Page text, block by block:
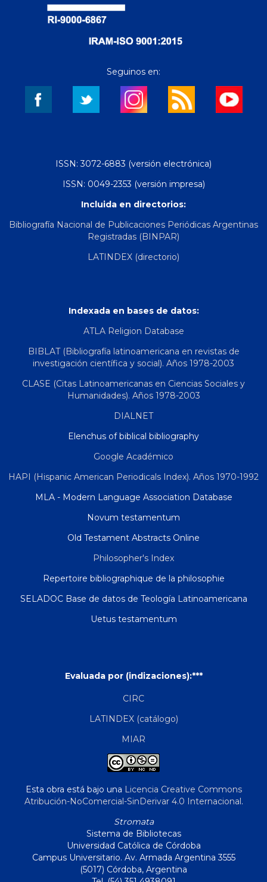
Seguinos en:
ISSN: 3072-6883 (versión electrónica)
ISSN: 0049-2353 (versión impresa)
Incluida en directorios:
Bibliografía Nacional de Publicaciones Periódicas Argentinas
Registradas (BINPAR)
LATINDEX (directorio)
Indexada en bases de datos:
ATLA Religion Database
BIBLAT (Bibliografía latinoamericana en revistas de
investigación científica y social). Años 1978-2003
CLASE (Citas Latinoamericanas en Ciencias Sociales y
Humanidades). Años 1978-2003
DIALNET
Elenchus of biblical bibliography
Google Académico
HAPI (Hispanic American Periodicals Index). Años 1970-1992
MLA - Modern Language Association Database
Novum testamentum
Old Testament Abstracts Online
Philosopher's Index
Repertoire bibliographique de la philosophie
SELADOC Base de datos de Teología Latinoamericana
Uetus testamentum
Evaluada por (indizaciones):***
CIRC
LATINDEX (catálogo)
MIAR
Esta obra está bajo una Licencia Creative Commons
Atribución-NoComercial-SinDerivar 4.0 Internacional.
Stromata
Sistema de Bibliotecas
Universidad Católica de Córdoba
Campus Universitario. Av. Armada Argentina 3555
(5017) Córdoba, Argentina